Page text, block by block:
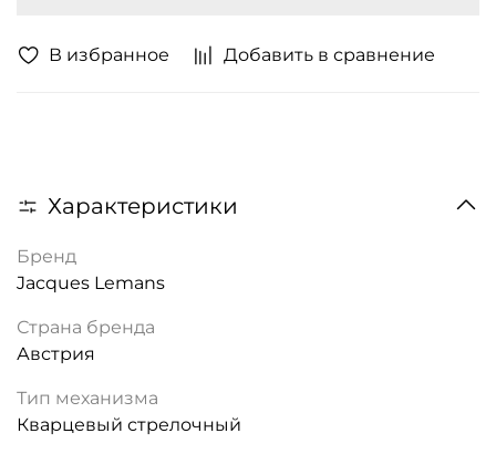
В избранное Добавить в сравнение
Характеристики
Бренд
Jacques Lemans
Страна бренда
Австрия
Тип механизма
Кварцевый стрелочный